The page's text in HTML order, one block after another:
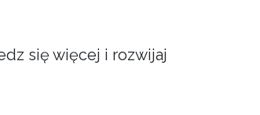
się więcej i rozwijaj